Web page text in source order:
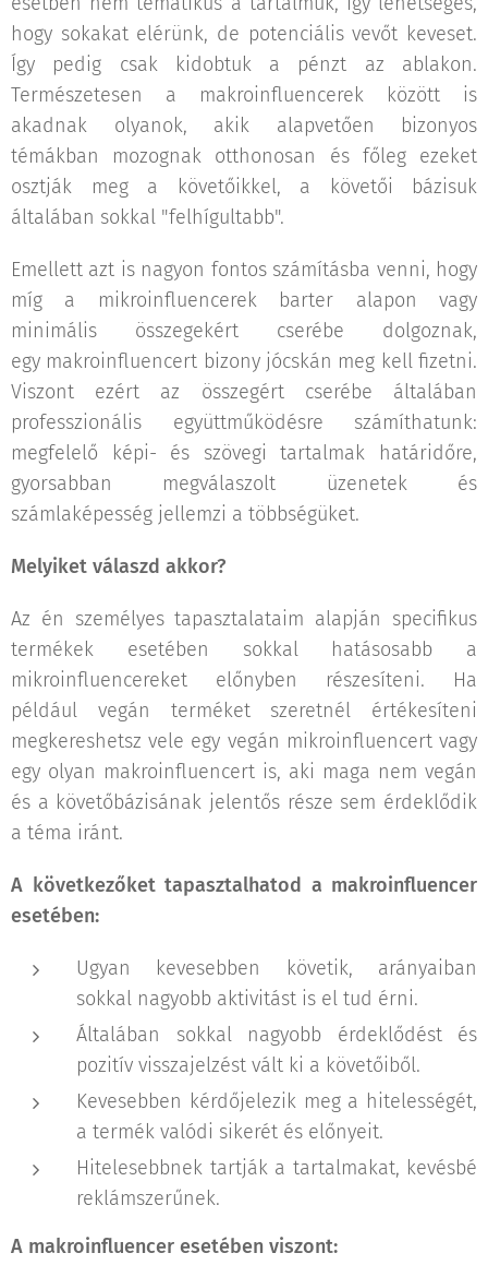
hogy sokakat elérünk, de potenciális vevőt keveset.
Így pedig csak kidobtuk a pénzt az ablakon.
Természetesen a makroinfluencerek között is
akadnak olyanok, akik alapvetően bizonyos
témákban mozognak otthonosan és főleg ezeket
osztják meg a követőikkel, a követői bázisuk
általában sokkal "felhígultabb".
Emellett azt is nagyon fontos számításba venni, hogy
míg a mikroinfluencerek barter alapon vagy
minimális összegekért cserébe dolgoznak,
egy makroinfluencert bizony jócskán meg kell fizetni.
Viszont ezért az összegért cserébe általában
professzionális együttműködésre számíthatunk:
megfelelő képi- és szövegi tartalmak határidőre,
gyorsabban megválaszolt üzenetek és
számlaképesség jellemzi a többségüket.
Melyiket válaszd akkor?
Az én személyes tapasztalataim alapján specifikus
termékek esetében sokkal hatásosabb a
mikroinfluencereket előnyben részesíteni. Ha
például vegán terméket szeretnél értékesíteni
megkereshetsz vele egy vegán mikroinfluencert vagy
egy olyan makroinfluencert is, aki maga nem vegán
és a követőbázisának jelentős része sem érdeklődik
a téma iránt.
A következőket tapasztalhatod a makroinfluencer
esetében:
Ugyan kevesebben követik, arányaiban
sokkal nagyobb aktivitást is el tud érni.
Általában sokkal nagyobb érdeklődést és
pozitív visszajelzést vált ki a követőiből.
Kevesebben kérdőjelezik meg a hitelességét,
a termék valódi sikerét és előnyeit.
Hitelesebbnek tartják a tartalmakat, kevésbé
reklámszerűnek.
A makroinfluencer esetében viszont: